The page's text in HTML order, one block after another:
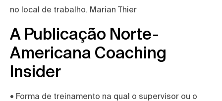
no local de trabalho. Marian Thier
A Publicação Norte-
Americana Coaching
Insider
• Forma de treinamento na qual o supervisor ou o